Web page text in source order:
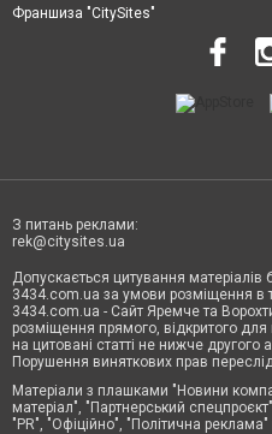
Франшиза "CitySites"
З питань реклами:
rek@citysites.ua
Допускається цитування
3434.com.ua за умови розміщення в
3434.com.ua - Сайт Яремче та
розміщення прямого, відкритого
на цитовані статті не нижче другого
Порушення виняткових прав
Матеріали з плашками "Новини
матеріал", "Партнерський
"PR", "Офіційно", "Політична